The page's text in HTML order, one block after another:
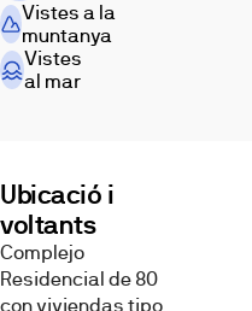
Vistes a la
muntanya
Vistes
al mar
Ubicació i
voltants
Complejo
Residencial de 80
con viviendas tipo
Imatges,
infografies
i
recreacions
amb
finalitats